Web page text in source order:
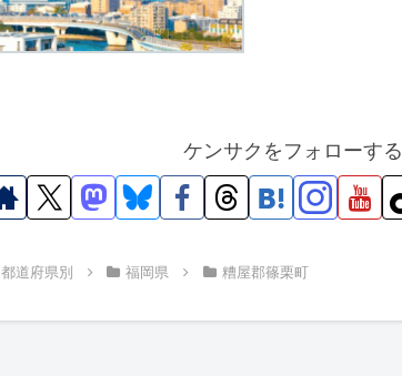
ケンサクをフォローする
都道府県別 福岡県 糟屋郡篠栗町